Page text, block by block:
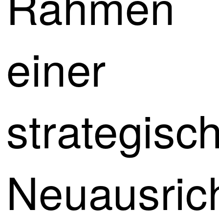
einer